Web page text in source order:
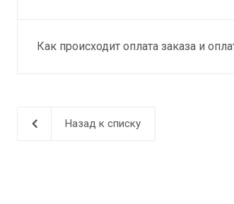
Как происходит оплата заказа и
Назад к списку